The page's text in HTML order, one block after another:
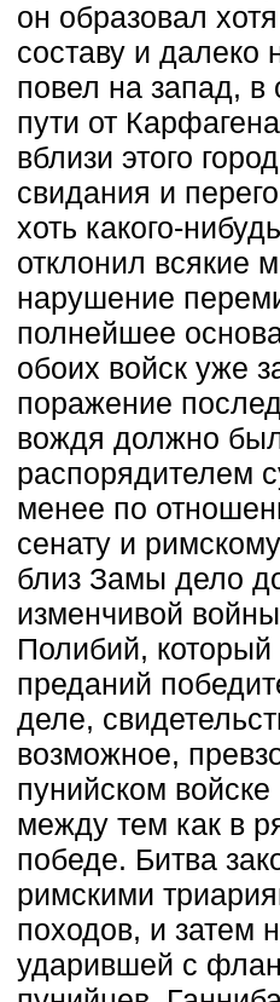
он образовал
составу и
повел на запад, в
пути от
вблизи этого
свидания и
хоть какого-
отклонил всякие
нарушение
полнейшее
обоих войск уже
поражение
вождя должно
распорядителем
менее по
сенату и
близ Замы дело
изменчивой
Полибий,
преданий
деле,
возможное,
пунийском
между тем как в
победе. Битва
римскими
походов, и затем
ударившей с